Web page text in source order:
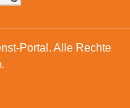
Portal. Alle Rechte